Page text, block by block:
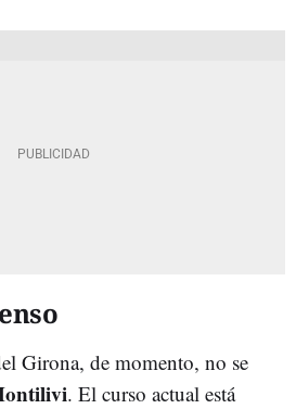
Girona, de momento, no se
. El curso actual está